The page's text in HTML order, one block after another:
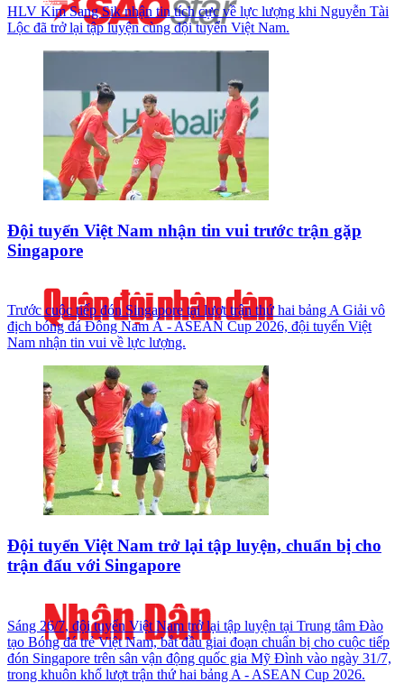
HLV Kim Sang Sik nhận tin tích cực về lực lượng khi Nguyễn Tài
Lộc đã trở lại tập luyện cùng đội tuyển Việt Nam.
Đội tuyển Việt Nam nhận tin vui trước trận gặp
Singapore
Trước cuộc tiếp đón Singapore tại lượt trận thứ hai bảng A Giải vô
địch bóng đá Đông Nam Á - ASEAN Cup 2026, đội tuyển Việt
Nam nhận tin vui về lực lượng.
Đội tuyển Việt Nam trở lại tập luyện, chuẩn bị cho
trận đấu với Singapore
Sáng 26/7, đội tuyển Việt Nam trở lại tập luyện tại Trung tâm Đào
tạo Bóng đá trẻ Việt Nam, bắt đầu giai đoạn chuẩn bị cho cuộc tiếp
đón Singapore trên sân vận động quốc gia Mỹ Đình vào ngày 31/7,
trong khuôn khổ lượt trận thứ hai bảng A - ASEAN Cup 2026.